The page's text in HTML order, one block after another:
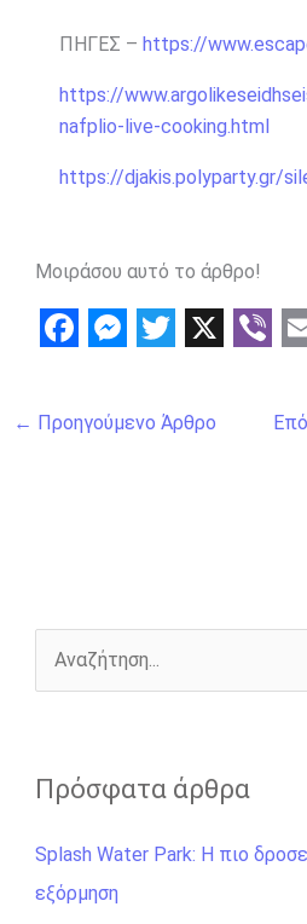
ΠΗΓΕΣ – https://
https://
nafplio-live-cooking.html
https://djakis.polyparty.gr/
Μοιράσου αυτό το άρθρο!
a
c
k
s
e
r
w
i
m
a
← Προηγούμενο Άρθρο
ζ
τ
η
Πρόσφατα άρθρα
Splash Water Park: Η πιο
εξόρμηση